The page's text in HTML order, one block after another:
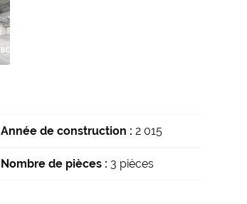
Année de construction : 2 015
Nombre de pièces : 3 pièces